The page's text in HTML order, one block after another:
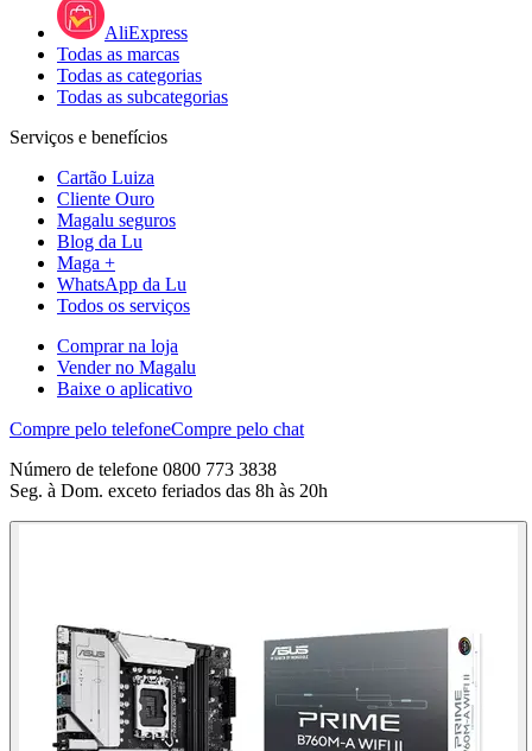
AliExpress
Todas as marcas
Todas as categorias
Todas as subcategorias
Serviços e benefícios
Cartão Luiza
Cliente Ouro
Magalu seguros
Blog da Lu
Maga +
WhatsApp da Lu
Todos os serviços
Comprar na loja
Vender no Magalu
Baixe o aplicativo
Compre pelo telefoneCompre pelo chat
Número de telefone 0800 773 3838
Seg. à Dom. exceto feriados das 8h às 20h